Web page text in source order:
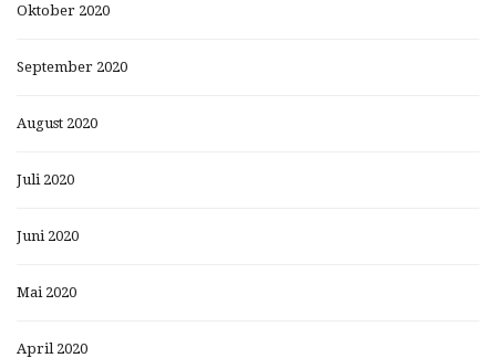
Oktober 2020
September 2020
August 2020
Juli 2020
Juni 2020
Mai 2020
April 2020